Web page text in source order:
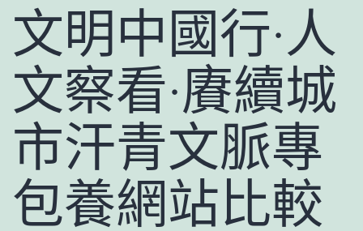
文明中國行·人
文察看·賡續城
市汗青文脈專
包養網站比較